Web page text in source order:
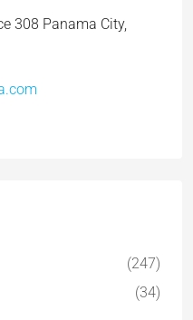
308 Panama City,
(247)
(34)